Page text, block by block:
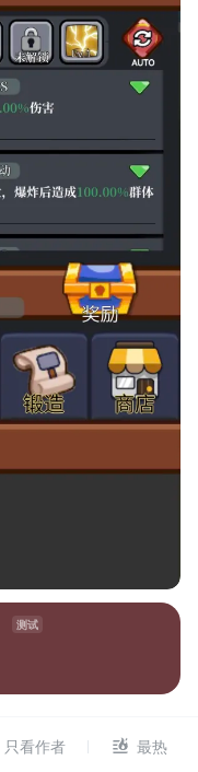
测试
只看作者 最热